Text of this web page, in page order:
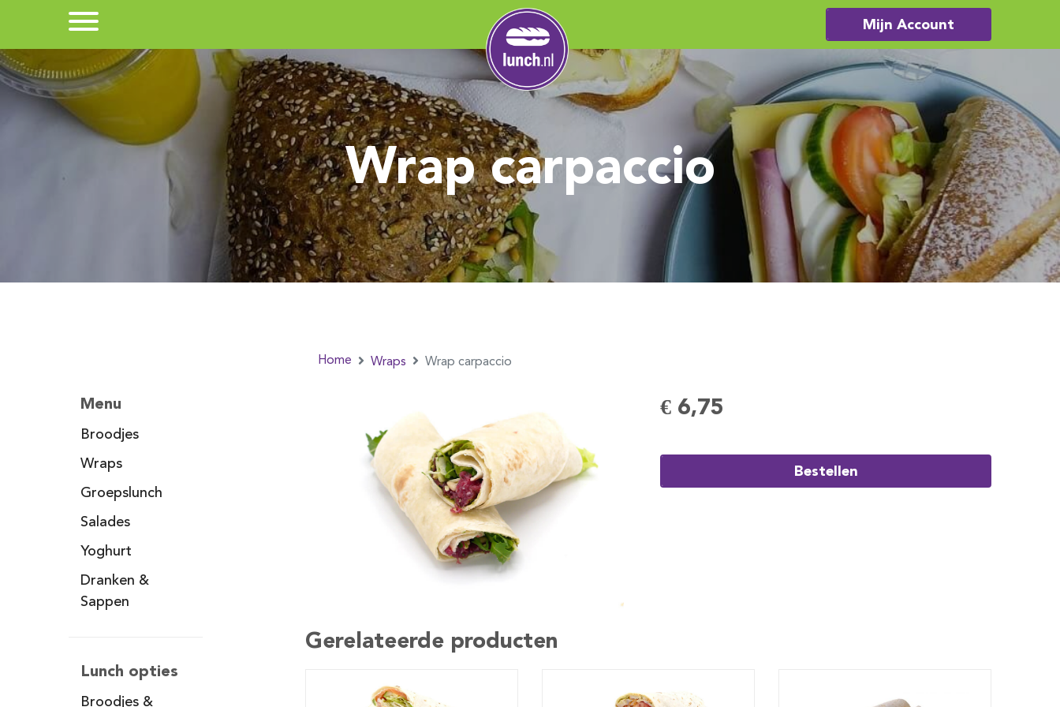
Mijn Account
Wrap carpaccio
Menu
Broodjes
Wraps
Groepslunch
Salades
Yoghurt
Dranken &
Sappen
Lunch opties
Broodjes &
Home Wraps Wrap carpaccio
€ 6,75
Bestellen
Gerelateerde producten